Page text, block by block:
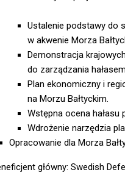
Ustalenie podstawy do
w akwenie Morza
Demonstracja
do zarządzania
Plan ekonomiczny i
na Morzu Bałtyckim.
Wstępna ocena hałasu
Wdrożenie narzędzia
Opracowanie dla Morza
główny: Swedish